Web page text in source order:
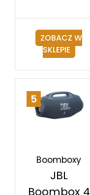
ZOBACZ W
SKLEPIE
5
Boomboxy
JBL